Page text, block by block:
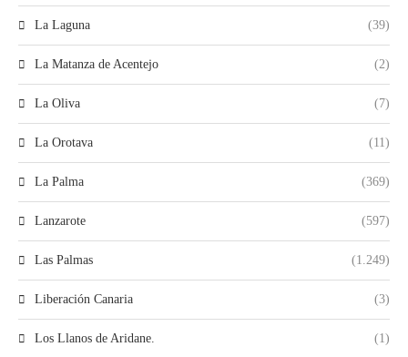
La Laguna (39)
La Matanza de Acentejo (2)
La Oliva (7)
La Orotava (11)
La Palma (369)
Lanzarote (597)
Las Palmas (1.249)
Liberación Canaria (3)
Los Llanos de Aridane. (1)